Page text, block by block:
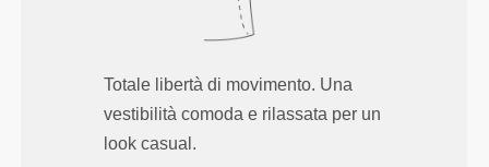
Totale libertà di movimento. Una
vestibilità comoda e rilassata per un
look casual.